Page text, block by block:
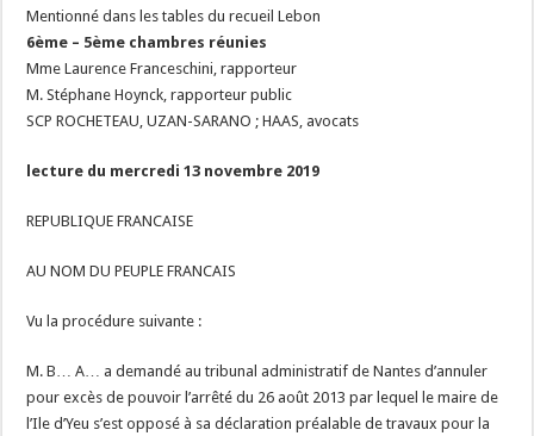
Mentionné dans les tables du recueil Lebon
6ème – 5ème chambres réunies
Mme Laurence Franceschini, rapporteur
M. Stéphane Hoynck, rapporteur public
SCP ROCHETEAU, UZAN-SARANO ; HAAS, avocats
lecture du mercredi 13 novembre 2019
REPUBLIQUE FRANCAISE
AU NOM DU PEUPLE FRANCAIS
Vu la procédure suivante :
M. B… A… a demandé au tribunal administratif de Nantes d’annuler
pour excès de pouvoir l’arrêté du 26 août 2013 par lequel le maire de
l’Ile d’Yeu s’est opposé à sa déclaration préalable de travaux pour la